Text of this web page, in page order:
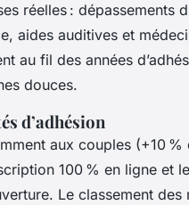
réelles : dépassements
aides auditives et
au fil des années
douces.
d’adhésion
aux couples (+10 %
100 % en ligne et
Le classement des